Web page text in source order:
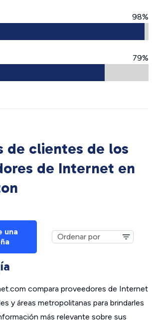
98%
79%
de clientes de los
de Internet en
una
compara proveedores de Internet
y áreas metropolitanas para brindarles
más relevante sobre sus